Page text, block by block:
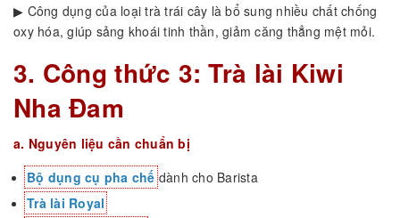
▶ Công dụng của loại trà trái cây là bổ sung nhiều chất chống
oxy hóa, giúp sảng khoái tinh thần, giảm căng thẳng mệt mỏi.
3. Công thức 3: Trà lài Kiwi
Nha Đam
a. Nguyên liệu cần chuẩn bị
Bộ dụng cụ pha chếdành cho Barista
Trà lài Royal